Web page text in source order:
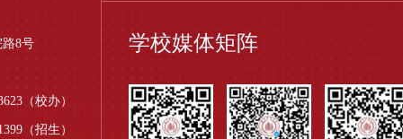
8号
（校办）
（招生）
学校媒体矩阵